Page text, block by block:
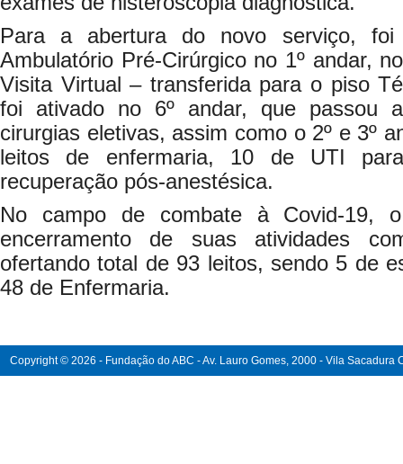
Para a abertura do novo serviço, foi
Ambulatório Pré-Cirúrgico no 1º andar,
Visita Virtual – transferida para o piso
foi ativado no 6º andar, que passou
cirurgias eletivas, assim como o 2º e 3º
leitos de enfermaria, 10 de UTI
recuperação pós-anestésica.
No campo de combate à Covid-19,
encerramento de suas atividades
ofertando total de 93 leitos, sendo 5 de
48 de Enfermaria.
Copyright © 2026 - Fundação do ABC - Av. Lauro Gomes, 2000 - Vila